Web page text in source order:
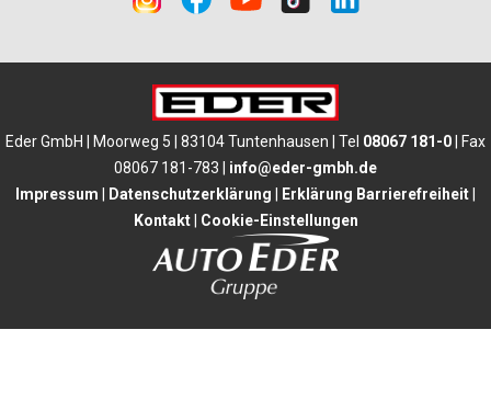
Eder GmbH | Moorweg 5 | 83104 Tuntenhausen | Tel 08067 181-0 | Fax
08067 181-783 | info@eder-gmbh.de
Impressum
Datenschutzerklärung Erklärung Barrierefreiheit
Kontakt| Cookie-Einstellungen